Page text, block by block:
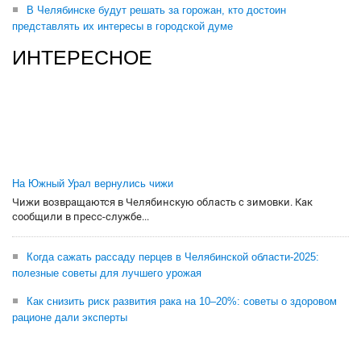
В Челябинске будут решать за горожан, кто достоин
представлять их интересы в городской думе
ИНТЕРЕСНОЕ
На Южный Урал вернулись чижи
Чижи возвращаются в Челябинскую область с зимовки. Как
сообщили в пресс-службе...
Когда сажать рассаду перцев в Челябинской области-2025:
полезные советы для лучшего урожая
Как снизить риск развития рака на 10–20%: советы о здоровом
рационе дали эксперты